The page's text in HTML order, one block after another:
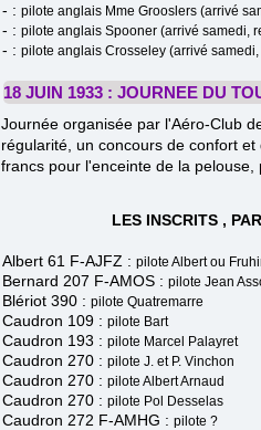
- : pilote anglais Mme Grooslers (arrivé
- : pilote anglais Spooner (arrivé samedi,
- : pilote anglais Crosseley (arrivé
18 JUIN 1933 : JOURNEE DU
Journée organisée par l'Aéro-Club
régularité, un concours de confort
francs pour l'enceinte de la pelouse,
LES INSCRITS ,
Albert 61 F-AJFZ : pilote Albert ou
Bernard 207 F-AMOS : pilote Jean
Blériot 390 : pilote Quatremarre
Caudron 109 : pilote Bart
Caudron 193 : pilote Marcel Palayret
Caudron 270 : pilote J. et P. Vinchon
Caudron 270 : pilote Albert Arnaud
Caudron 270 : pilote Pol Desselas
Caudron 272 F-AMHG : pilote ?